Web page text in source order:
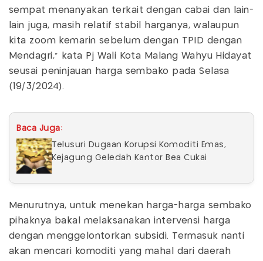
sempat menanyakan terkait dengan cabai dan lain-
lain juga, masih relatif stabil harganya, walaupun
kita zoom kemarin sebelum dengan TPID dengan
Mendagri," kata Pj Wali Kota Malang Wahyu Hidayat
seusai peninjauan harga sembako pada Selasa
(19/3/2024).
Baca Juga:
Telusuri Dugaan Korupsi Komoditi Emas,
Kejagung Geledah Kantor Bea Cukai
Menurutnya, untuk menekan harga-harga sembako
pihaknya bakal melaksanakan intervensi harga
dengan menggelontorkan subsidi. Termasuk nanti
akan mencari komoditi yang mahal dari daerah